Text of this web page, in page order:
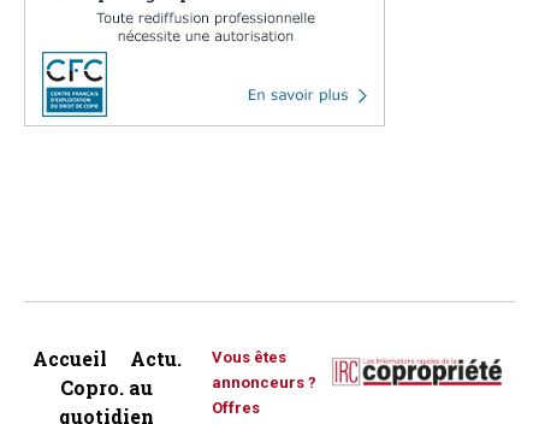
Accueil
Actu.
Copro. au
quotidien
Vous êtes
annonceurs ?
Offres